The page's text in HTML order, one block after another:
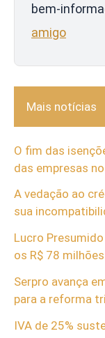
bem-
amigo
Mais notícias
O fim das
das empresas
A vedação ao
sua
Lucro
os R$ 78
Serpro avança
para a reforma
IVA de 25%